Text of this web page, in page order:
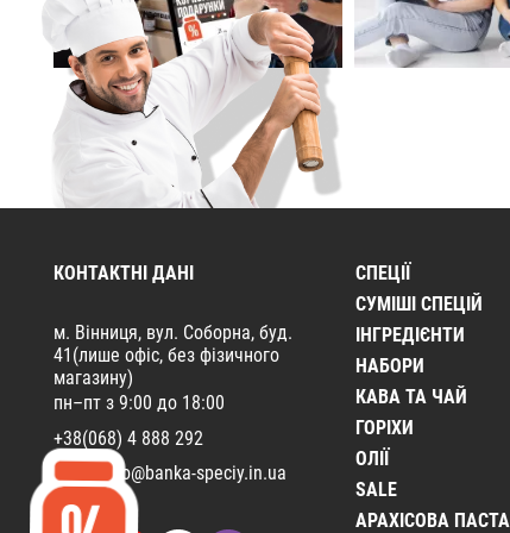
КОНТАКТНІ ДАНІ
м. Вінниця, вул. Соборна, буд.
41(лише офіс, без фізичного
магазину)
пн–пт з 9:00 до 18:00
+38(068) 4 888 292
Email:
info@banka-speciy.in.ua
СПЕЦІЇ
CУМІШІ СПЕЦІЙ
ІНГРЕДІЄНТИ
НАБОРИ
КАВА ТА ЧАЙ
ГОРІХИ
ОЛІЇ
SALE
АРАХІСОВА ПАСТА